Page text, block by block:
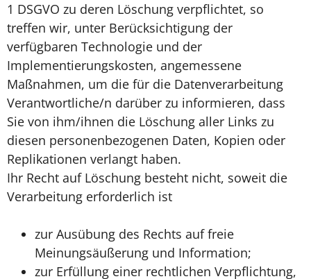
1 DSGVO zu deren Löschung verpflichtet, so
treffen wir, unter Berücksichtigung der
verfügbaren Technologie und der
Implementierungskosten, angemessene
Maßnahmen, um die für die Datenverarbeitung
Verantwortliche/n darüber zu informieren, dass
Sie von ihm/ihnen die Löschung aller Links zu
diesen personenbezogenen Daten, Kopien oder
Replikationen verlangt haben.
Ihr Recht auf Löschung besteht nicht, soweit die
Verarbeitung erforderlich ist
zur Ausübung des Rechts auf freie
Meinungsäußerung und Information;
zur Erfüllung einer rechtlichen Verpflichtung,